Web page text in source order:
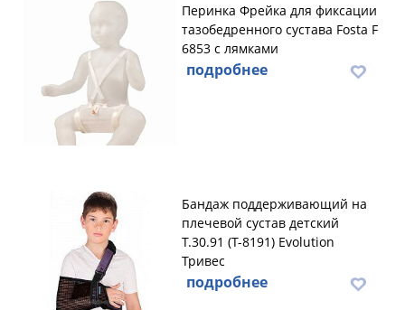
Перинка Фрейка для фиксации
тазобедренного сустава Fosta F
6853 с лямками
подробнее
Бандаж поддерживающий на
плечевой сустав детский
Т.30.91 (Т-8191) Evolution
Тривес
подробнее